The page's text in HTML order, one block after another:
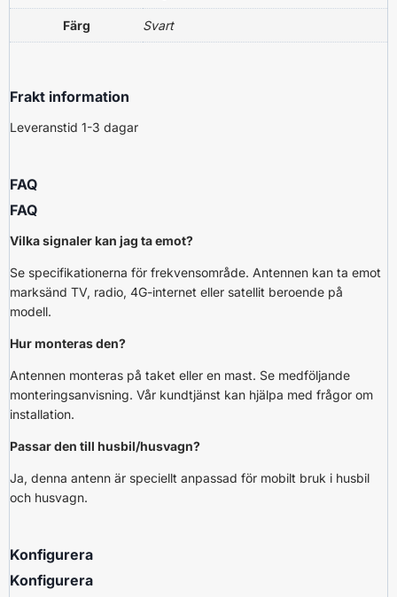
Färg Svart
Frakt information
Leveranstid 1-3 dagar
FAQ
FAQ
Vilka signaler kan jag ta emot?
Se specifikationerna för frekvensområde. Antennen kan ta emot
marksänd TV, radio, 4G-internet eller satellit beroende på
modell.
Hur monteras den?
Antennen monteras på taket eller en mast. Se medföljande
monteringsanvisning. Vår kundtjänst kan hjälpa med frågor om
installation.
Passar den till husbil/husvagn?
Ja, denna antenn är speciellt anpassad för mobilt bruk i husbil
och husvagn.
Konfigurera
Konfigurera